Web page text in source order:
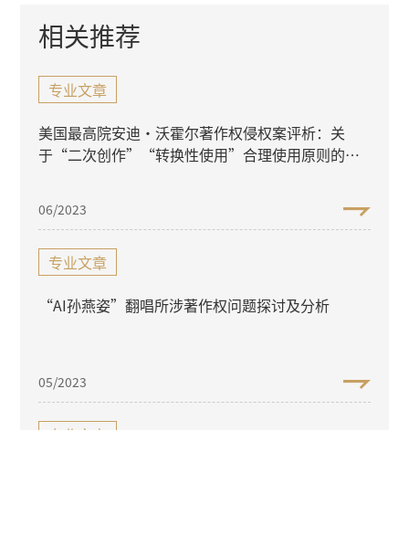
相关推荐
专业文章
美国最高院安迪·沃霍尔著作权侵权案评析：关
于“二次创作”“转换性使用”合理使用原则的适
06/2023
专业文章
“AI孙燕姿”翻唱所涉著作权问题探讨及分析
05/2023
专业文章